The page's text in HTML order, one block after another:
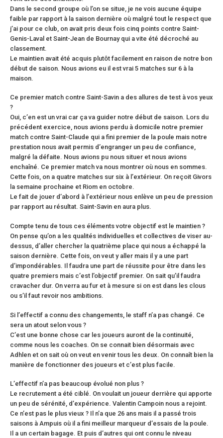
Dans le second groupe où l’on se situe, je ne vois aucune équipe
faible par rapport à la saison dernière où malgré tout le respect que
j’ai pour ce club, on avait pris deux fois cinq points contre Saint-
Genis-Laval et Saint-Jean de Bournay qui a vite été décroché au
classement.
Le maintien avait été acquis plutôt facilement en raison de notre bon
début de saison. Nous avions eu il est vrai 5 matches sur 6 à la
maison.
Ce premier match contre Saint-Savin a des allures de test à vos yeux
?
Oui, c’en est un vrai car ça va guider notre début de saison. Lors du
précédent exercice, nous avions perdu à domicile notre premier
match contre Saint-Claude qui a fini premier de la poule mais notre
prestation nous avait permis d’engranger un peu de confiance,
malgré la défaite. Nous avions pu nous situer et nous avions
enchaîné. Ce premier match va nous montrer où nous en sommes.
Cette fois, on a quatre matches sur six à l’extérieur. On reçoit Givors
la semaine prochaine et Riom en octobre.
Le fait de jouer d’abord à l’extérieur nous enlève un peu de pression
par rapport au résultat. Saint-Savin en aura plus.
Compte tenu de tous ces éléments votre objectif est le maintien ?
On pense qu’on a les qualités individuelles et collectives de viser au-
dessus, d’aller chercher la quatrième place qui nous a échappé la
saison dernière. Cette fois, on veut y aller mais il y a une part
d’impondérables. Il faudra une part de réussite pour être dans les
quatre premiers mais c’est l’objectif premier. On sait qu’il faudra
cravacher dur. On verra au fur et à mesure si on est dans les clous
ou s’il faut revoir nos ambitions.
Si l’effectif a connu des changements, le staff n’a pas changé. Ce
sera un atout selon vous ?
C’est une bonne chose car les joueurs auront de la continuité,
comme nous les coaches. On se connait bien désormais avec
Adhlen et on sait où on veut en venir tous les deux. On connaît bien la
manière de fonctionner des joueurs et c’est plus facile.
L’effectif n’a pas beaucoup évolué non plus ?
Le recrutement a été ciblé. On voulait un joueur derrière qui apporte
un peu de sérénité, d’expérience. Valentin Campoin nous a rejoint.
Ce n’est pas le plus vieux ? Il n’a que 26 ans mais il a passé trois
saisons à Ampuis où il a fini meilleur marqueur d’essais de la poule.
Il a un certain bagage. Et puis d’autres qui ont connu le niveau